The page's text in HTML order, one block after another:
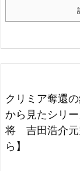
クリミア奪還
から見たシリ
将 吉田浩介元
ら】